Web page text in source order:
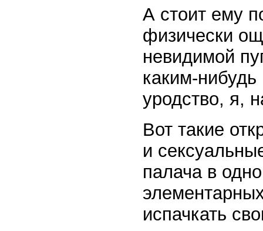
А стоит ему
физически
невидимой
каким-
уродство, я,
Вот такие
и
палача в
испачкать